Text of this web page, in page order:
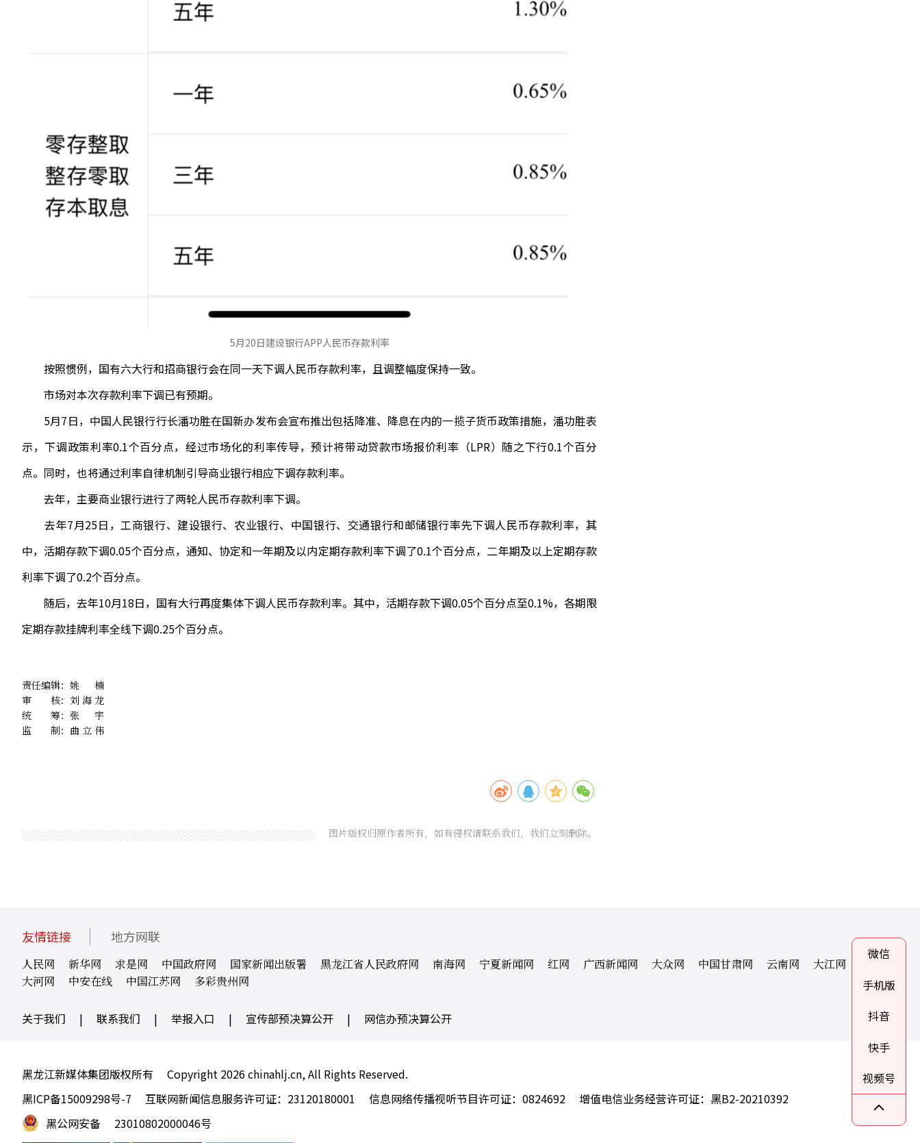
5月20日建设银行APP人民币存款利率
按照惯例，国有六大行和招商银行会在同一天下调人民币存款利率，且调整幅度保持一致。
市场对本次存款利率下调已有预期。
5月7日，中国人民银行行长潘功胜在国新办发布会宣布推出包括降准、降息在内的一揽子货币政策措施，潘功胜表
示，下调政策利率0.1个百分点，经过市场化的利率传导，预计将带动贷款市场报价利率（LPR）随之下行0.1个百分
点。同时，也将通过利率自律机制引导商业银行相应下调存款利率。
去年，主要商业银行进行了两轮人民币存款利率下调。
去年7月25日，工商银行、建设银行、农业银行、中国银行、交通银行和邮储银行率先下调人民币存款利率，其
中，活期存款下调0.05个百分点，通知、协定和一年期及以内定期存款利率下调了0.1个百分点，二年期及以上定期存款
利率下调了0.2个百分点。
随后，去年10月18日，国有大行再度集体下调人民币存款利率。其中，活期存款下调0.05个百分点至0.1%，各期限
定期存款挂牌利率全线下调0.25个百分点。
责任编辑： 姚楠
审 核： 刘海龙
统 筹： 张宇
监 制： 曲立伟
图片版权归原作者所有，如有侵权请联系我们，我们立刻删除。
友情链接 地方网联
人民网 新华网 求是网 中国政府网 国家新闻出版署 黑龙江省人民政府网 南海网 宁夏新闻网 红网 广西新闻网 大众网 中国甘肃网 云南网
大江网
大河网
中安在线 中国江苏网 多彩贵州网
关于我们 | 联系我们 | 举报入口 | 宣传部预决算公开 | 网信办预决算公开
黑龙江新媒体集团版权所有
Copyright 2026 chinahlj.cn, All Rights Reserved.
黑ICP备15009298号-7
互联网新闻信息服务许可证：23120180001 信息网络传播视听节目许可证：0824692
增值电信业务经营许可证：黑B2-20210392
黑公网安备
23010802000046号
微信
手机版
抖音
快手
视频号